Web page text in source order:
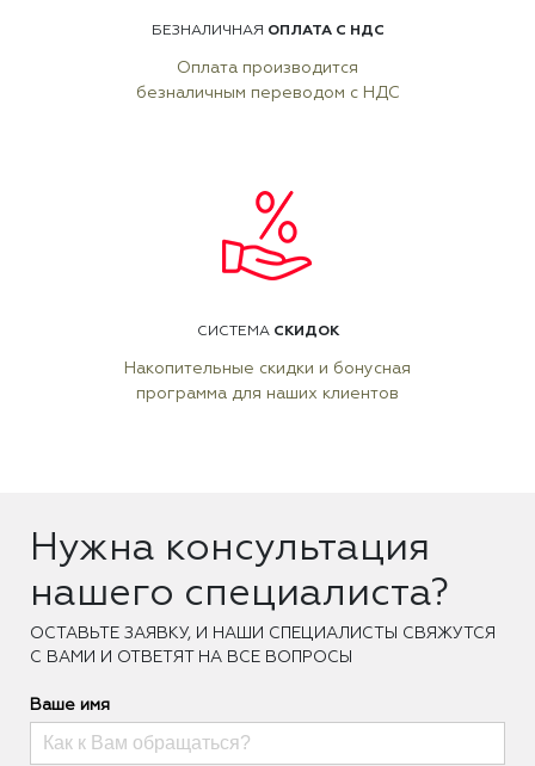
БЕЗНАЛИЧНАЯ ОПЛАТА С НДС
Оплата производится
безналичным переводом с НДС
СИСТЕМА СКИДОК
Накопительные скидки и бонусная
программа для наших клиентов
Нужна консультация
нашего специалиста?
ОCТАВЬТЕ ЗАЯВКУ, И НАШИ СПЕЦИАЛИСТЫ СВЯЖУТСЯ
С ВАМИ И ОТВЕТЯТ НА ВСЕ ВОПРОСЫ
Ваше имя